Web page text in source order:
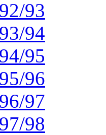
93
94
95
96
97
98